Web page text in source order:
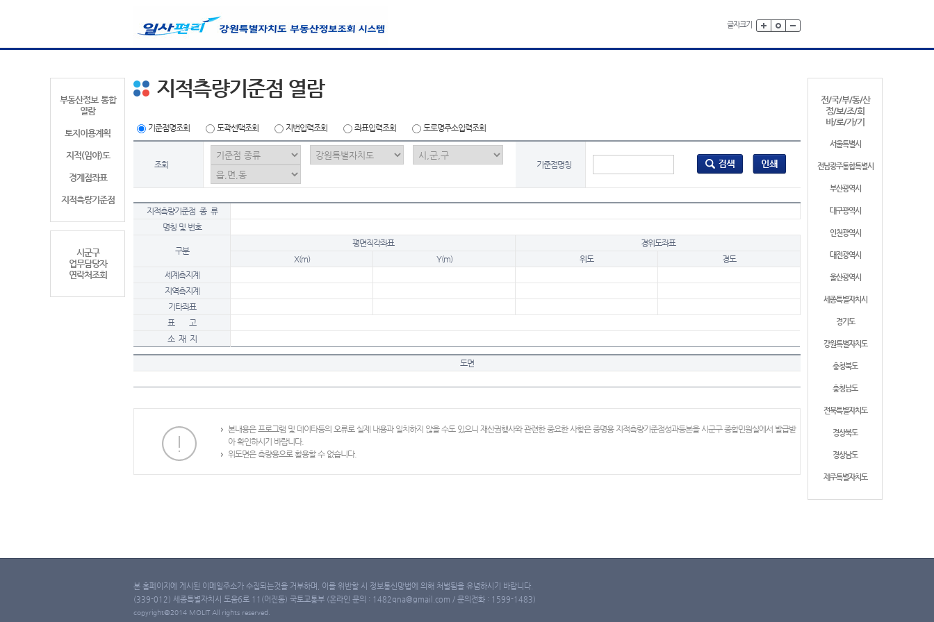
글자크기
부동산정보 통합
열람
토지이용계획
지적(임야)도
경계점좌표
지적측량기준점
시군구
업무담당자
연락처조회
전/국/부/동/산
정/보/조/회
바/로/가/기
서울특별시
전남광주통합특별시
부산광역시
대구광역시
인천광역시
대전광역시
울산광역시
세종특별자치시
경기도
강원특별자치도
충청북도
충청남도
전북특별자치도
경상북도
경상남도
제주특별자치도
지적측량기준점 열람
기준점명조회 도곽선택조회 지번입력조회 좌표입력조회 도로명주소입력조회
조회 기준점명칭
지적측량기준점 종 류
명칭 및 번호
구분
평면직각좌표
경위도좌표
X(m)
Y(m) 위도
경도
세계측지계
지역측지계
기타좌표
표 고
소 재 지
도면
본내용은 프로그램 및 데이타등의 오류로 실제 내용과 일치하지 않을 수도 있으니 재산권행사와 관련한 중요한 사항은 증명용 지적측량기준점성과등본을 시군구 종합민원실에서 발급받
아 확인하시기 바랍니다.
위도면은 측량용으로 활용할 수 없습니다.
본 홈페이지에 게시된 이메일주소가 수집되는것을 거부하며, 이를 위반할 시 정보통신망법에 의해 처벌됨을 유념하시기 바랍니다.
(339-012) 세종특별자치시 도움6로 11(어진동) 국토교통부 (온라인 문의 : 1482qna@gmail.com / 문의전화 : 1599-1483)
copyright@2014 MOLIT All rights reserved.